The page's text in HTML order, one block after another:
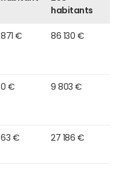
habitants
871 € 86 130 €
0 € 9 803 €
63 € 27 186 €